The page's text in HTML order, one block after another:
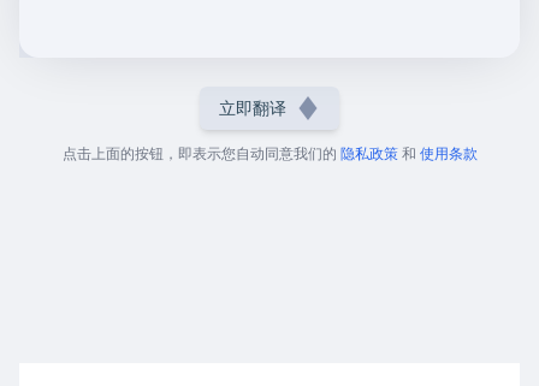
立即翻译
点击上面的按钮，即表示您自动同意我们的 隐私政策 和 使用条款